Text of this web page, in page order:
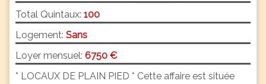
Total Quintaux: 100
Logement: Sans
Loyer mensuel: 6750 €
* LOCAUX DE PLAIN PIED * Cette affaire est située